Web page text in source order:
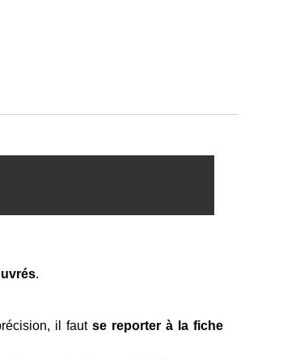
.
il faut se reporter à la fiche